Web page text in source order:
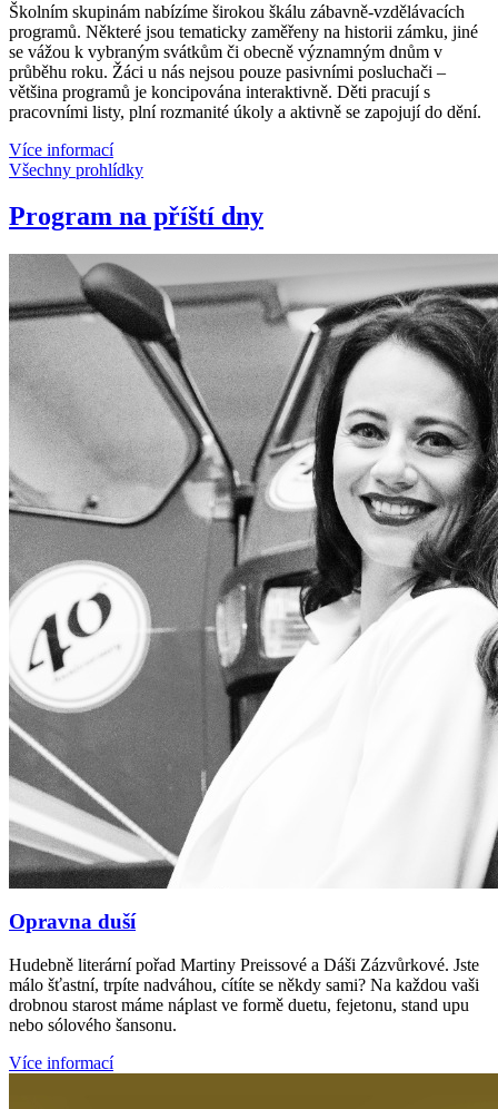
Školním skupinám nabízíme širokou škálu zábavně-vzdělávacích
programů. Některé jsou tematicky zaměřeny na historii zámku, jiné
se vážou k vybraným svátkům či obecně významným dnům v
průběhu roku. Žáci u nás nejsou pouze pasivními posluchači –
většina programů je koncipována interaktivně. Děti pracují s
pracovními listy, plní rozmanité úkoly a aktivně se zapojují do dění.
Více informací
Všechny prohlídky
Program na příští dny
Opravna duší
Hudebně literární pořad Martiny Preissové a Dáši Zázvůrkové. Jste
málo šťastní, trpíte nadváhou, cítíte se někdy sami? Na každou vaši
drobnou starost máme náplast ve formě duetu, fejetonu, stand upu
nebo sólového šansonu.
Více informací